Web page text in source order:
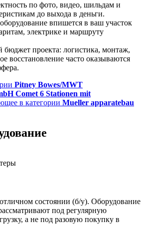
по фото, видео, шильдам и
до выхода в деньги.
впишется в ваш участок
электрике и маршруту
бюджет проекта: логистика, монтаж,
восстановление часто оказываются
Pitney Bowes/MWT
Comet 6 Stationen mit
в категории Mueller apparatebau
состоянии (б/у). Оборудование
под регулярную
а не под разовую покупку в